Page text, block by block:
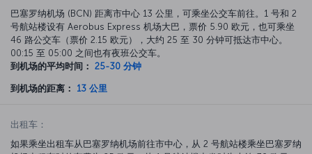
巴塞罗纳机场 (BCN) 距离市中心 13 公里，可乘坐公交车前往。1 号和 2
号航站楼设有 Aerobus Express 机场大巴，票价 5.90 欧元，也可乘坐
46 路公交车（票价 2.15 欧元），大约 25 至 30 分钟可抵达市中心。
00:15 至 05:00 之间也有夜班公交车。
到机场的平均时间： 25-30 分钟
到机场的距离： 13 公里
出租车：
如果乘坐出租车从巴塞罗纳机场前往市中心，从 2 号航站楼乘坐巴塞罗纳